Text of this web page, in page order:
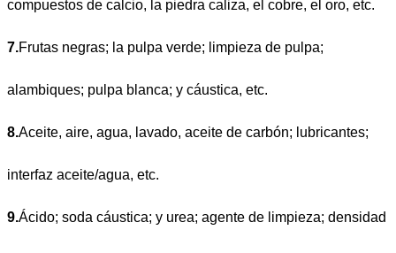
compuestos de calcio, la piedra caliza, el cobre, el oro, etc.
7.Frutas negras; la pulpa verde; limpieza de pulpa;
alambiques; pulpa blanca; y cáustica, etc.
8.Aceite, aire, agua, lavado, aceite de carbón; lubricantes;
interfaz aceite/agua, etc.
9.Ácido; soda cáustica; y urea; agente de limpieza; densidad